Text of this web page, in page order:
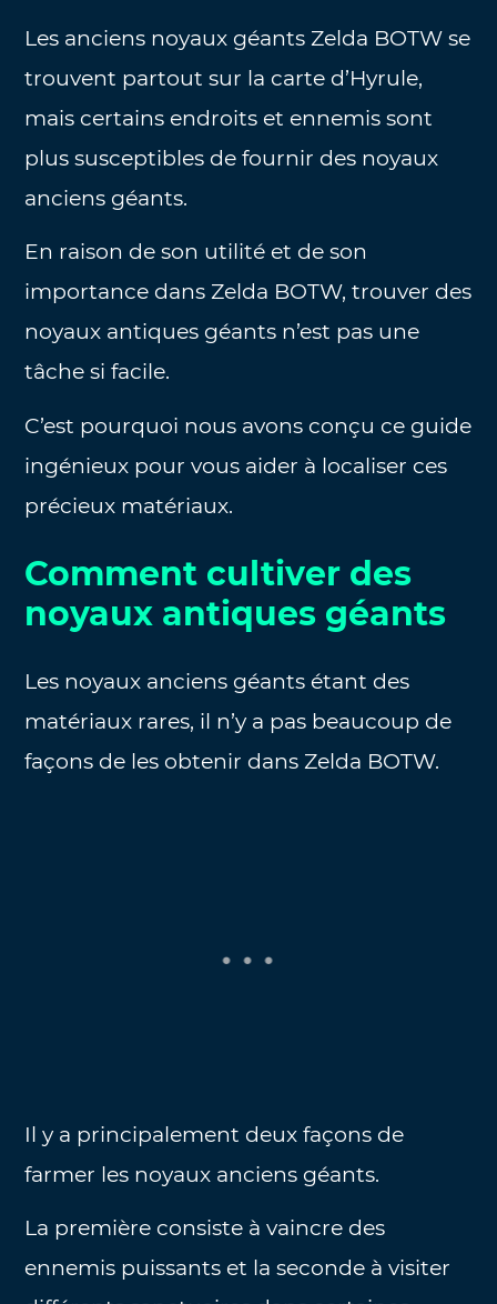
Les anciens noyaux géants Zelda BOTW se
trouvent partout sur la carte d’Hyrule,
mais certains endroits et ennemis sont
plus susceptibles de fournir des noyaux
anciens géants.
En raison de son utilité et de son
importance dans Zelda BOTW, trouver des
noyaux antiques géants n’est pas une
tâche si facile.
C’est pourquoi nous avons conçu ce guide
ingénieux pour vous aider à localiser ces
précieux matériaux.
Comment cultiver des
noyaux antiques géants
Les noyaux anciens géants étant des
matériaux rares, il n’y a pas beaucoup de
façons de les obtenir dans Zelda BOTW.
Il y a principalement deux façons de
farmer les noyaux anciens géants.
La première consiste à vaincre des
ennemis puissants et la seconde à visiter